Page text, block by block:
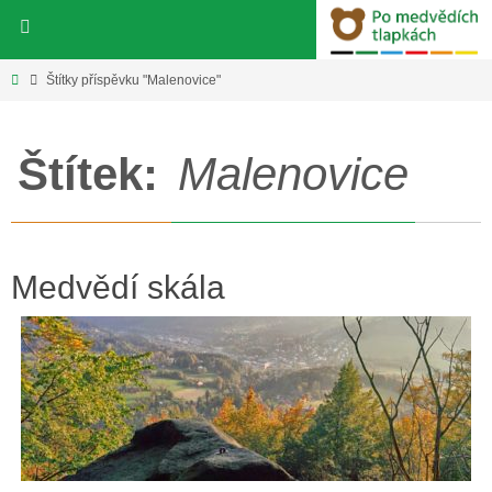
obsahHomeŠtítky příspěvku "Malenovice"
Štítek: Malenovice
Medvědí skála